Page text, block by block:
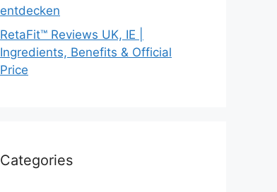
entdecken
RetaFit™ Reviews UK, IE |
Ingredients, Benefits & Official
Price
Categories